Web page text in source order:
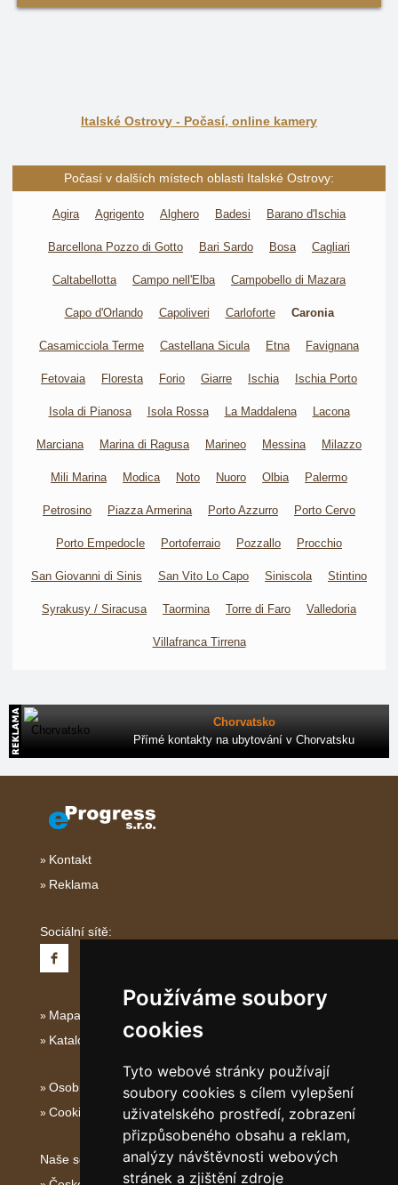
Používáme soubory
cookies
Tyto webové stránky používají
soubory cookies s cílem vylepšení
uživatelského prostředí, zobrazení
přizpůsobeného obsahu a reklam,
analýzy návštěvnosti webových
stránek a zjištění zdroje
Italské Ostrovy - Počasí, online kamery
Počasí v dalších místech oblasti Italské Ostrovy:
Agira Agrigento Alghero Badesi Barano d'Ischia
Barcellona Pozzo di Gotto Bari Sardo Bosa Cagliari
Caltabellotta Campo nell'Elba Campobello di Mazara
Capo d'Orlando Capoliveri Carloforte Caronia
Casamicciola Terme Castellana Sicula Etna Favignana
Fetovaia Floresta Forio Giarre Ischia Ischia Porto
Isola di Pianosa Isola Rossa La Maddalena Lacona
Marciana Marina di Ragusa Marineo Messina Milazzo
Mili Marina Modica Noto Nuoro Olbia Palermo
Petrosino Piazza Armerina Porto Azzurro Porto Cervo
Porto Empedocle Portoferraio Pozzallo Procchio
San Giovanni di Sinis San Vito Lo Capo Siniscola Stintino
Syrakusy / Siracusa Taormina Torre di Faro Valledoria
Villafranca Tirrena
Chorvatsko
Přímé kontakty na ubytování v Chorvatsku
Kontakt
Reklama
Sociální sítě:
Mapa serveru Italské Ostrovy
Katalog ubytování
Osobní údaje
Cookies
Naše servery: